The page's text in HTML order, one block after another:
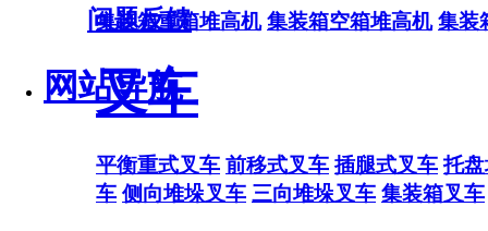
问题反馈
网站导航
集装箱重箱堆高机 集装箱空箱堆高机 集装
叉车
平衡重式叉车 前移式叉车 插腿式叉车 托
车 侧向堆垛叉车 三向堆垛叉车 集装箱叉车